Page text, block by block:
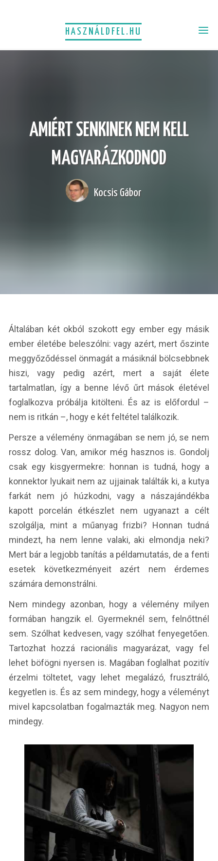
HASZNÁLDFEL.HU
AMIÉRT SENKINEK NEM KELL
MAGYARÁZKODNOD
Kocsis Gábor
Általában két okból szokott egy ember egy másik
ember életébe beleszólni: vagy azért, mert őszinte
meggyőződéssel önmagát a másiknál bölcsebbnek
hiszi, vagy pedig azért, mert a saját élete
tartalmatlan, így a benne lévő űrt mások életével
foglalkozva próbálja kitölteni. És az is előfordul –
nem is ritkán –, hogy e két feltétel találkozik.
Persze a vélemény önmagában se nem jó, se nem
rossz dolog. Van, amikor még hasznos is. Gondolj
csak egy kisgyermekre: honnan is tudná, hogy a
konnektor lyukait nem az ujjainak találták ki, a kutya
farkát nem jó húzkodni, vagy a nászajándékba
kapott porcelán étkészlet nem ugyanazt a célt
szolgálja, mint a műanyag frizbi? Honnan tudná
mindezt, ha nem lenne valaki, aki elmondja neki?
Mert bár a legjobb tanítás a példamutatás, de a fenti
esetek következményeit azért nem érdemes
számára demonstrálni.
Nem mindegy azonban, hogy a vélemény milyen
formában hangzik el. Gyermeknél sem, felnőttnél
sem. Szólhat kedvesen, vagy szólhat fenyegetően.
Tartozhat hozzá racionális magyarázat, vagy fel
lehet böfögni nyersen is. Magában foglalhat pozitív
érzelmi töltetet, vagy lehet megalázó, frusztráló,
kegyetlen is. És az sem mindegy, hogy a véleményt
mivel kapcsolatban fogalmazták meg. Nagyon nem
mindegy.